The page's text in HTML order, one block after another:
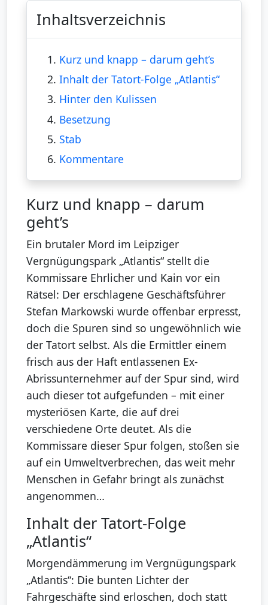
Inhaltsverzeichnis
1. Kurz und knapp – darum geht’s
2. Inhalt der Tatort-Folge „Atlantis“
3. Hinter den Kulissen
4. Besetzung
5. Stab
6. Kommentare
Kurz und knapp – darum
geht’s
Ein brutaler Mord im Leipziger
Vergnügungspark „Atlantis“ stellt die
Kommissare Ehrlicher und Kain vor ein
Rätsel: Der erschlagene Geschäftsführer
Stefan Markowski wurde offenbar erpresst,
doch die Spuren sind so ungewöhnlich wie
der Tatort selbst. Als die Ermittler einem
frisch aus der Haft entlassenen Ex-
Abrissunternehmer auf der Spur sind, wird
auch dieser tot aufgefunden – mit einer
mysteriösen Karte, die auf drei
verschiedene Orte deutet. Als die
Kommissare dieser Spur folgen, stoßen sie
auf ein Umweltverbrechen, das weit mehr
Menschen in Gefahr bringt als zunächst
angenommen…
Inhalt der Tatort-Folge
„Atlantis“
Morgendämmerung im Vergnügungspark
„Atlantis“: Die bunten Lichter der
Fahrgeschäfte sind erloschen, doch statt